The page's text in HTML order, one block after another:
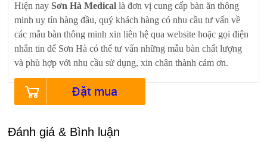
Hiện nay Sơn Hà Medical là đơn vị cung cấp bàn ăn thông
minh uy tín hàng đầu, quý khách hàng có nhu cầu tư vấn về
các mẫu bàn thông minh xin liên hệ qua website hoặc gọi điện
nhắn tin để Sơn Hà có thể tư vấn những mẫu bàn chất lượng
và phù hợp với nhu cầu sử dụng, xin chân thành cảm ơn.
Đặt mua
Đánh giá & Bình luận